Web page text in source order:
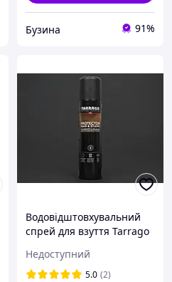
Бузина 91%
Водовідштовхувальний
спрей для взуття Tarrago
Недоступний
5.0 (2)